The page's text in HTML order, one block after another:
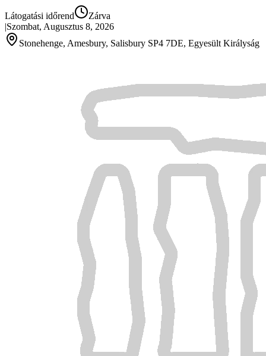
Látogatási időrend
Zárva
|Szombat, Augusztus 8, 2026
Stonehenge, Amesbury, Salisbury SP4 7DE, Egyesült Királyság